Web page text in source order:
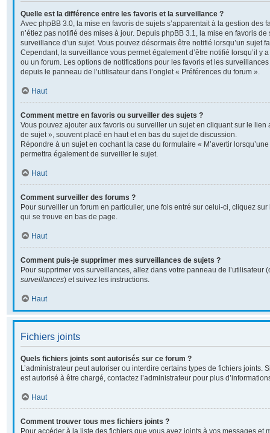
Quelle est la différence entre les favoris et la surveillance ?
Avec phpBB 3.0, la mise en favoris de sujets s’apparentait à la gestion des
n’étiez pas notifié des mises à jour. Depuis phpBB 3.1, la mise en favoris
surveillance d’un sujet. Vous pouvez désormais être notifié lorsqu’un sujet
Cependant, la surveillance vous permet également d’être notifié lorsqu’il y
ou un forum. Les options de notifications pour les favoris et les
depuis le panneau de l’utilisateur dans l’onglet « Préférences du forum ».
Haut
Comment mettre en favoris ou surveiller des sujets ?
Vous pouvez ajouter aux favoris ou surveiller un sujet en cliquant sur le
de sujet », souvent placé en haut et en bas du sujet de discussion.
Répondre à un sujet en cochant la case du formulaire « M’avertir
permettra également de surveiller le sujet.
Haut
Comment surveiller des forums ?
Pour surveiller un forum en particulier, une fois entré sur celui-ci, cliquez
qui se trouve en bas de page.
Haut
Comment puis-je supprimer mes surveillances de sujets ?
Pour supprimer vos surveillances, allez dans votre panneau de l’utilisateur
surveillances) et suivez les instructions.
Haut
Fichiers joints
Quels fichiers joints sont autorisés sur ce forum ?
L’administrateur peut autoriser ou interdire certains types de fichiers joints.
est autorisé à être chargé, contactez l’administrateur pour plus
Haut
Comment trouver tous mes fichiers joints ?
Pour accéder à la liste des fichiers que vous avez joints à vos messages et